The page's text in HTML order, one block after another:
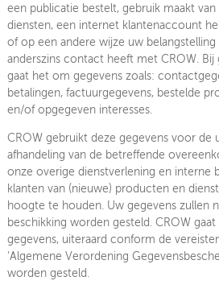
een publicatie bestelt, gebruik maakt
diensten, een internet klantenaccount
of op een andere wijze uw belangstelling
anderszins contact heeft met CROW. Bij
gaat het om gegevens zoals:
betalingen, factuurgegevens, bestelde
en/of opgegeven interesses.
CROW gebruikt deze gegevens voor de
afhandeling van de betreffende
onze overige dienstverlening en interne
klanten van (nieuwe) producten en
hoogte te houden. Uw gegevens zullen
beschikking worden gesteld. CROW
gegevens, uiteraard conform de
‘Algemene Verordening
worden gesteld.